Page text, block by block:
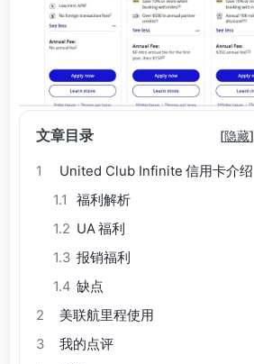
文章目录 [隐藏]
1
United Club Infinite 信用卡介绍
1.1
福利解析
1.2 UA 福利
1.3 报销福利
1.4 缺点
2
美联航里程使用
3
我的点评